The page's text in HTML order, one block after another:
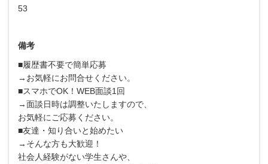
53
備考
■履歴書不要で簡単応募
→お気軽にお問合せください。
■スマホでOK！WEB面談1回
→面談日時は調整いたしますので、
お気軽にご応募ください。
■友達・知り合いと始めたい
→そんな方も大歓迎！
社会人経験がない学生さんや、